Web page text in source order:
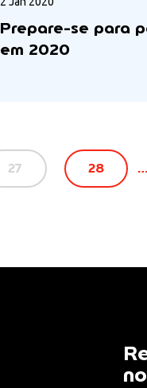
Prepare-se para
em 2020
27 28 …